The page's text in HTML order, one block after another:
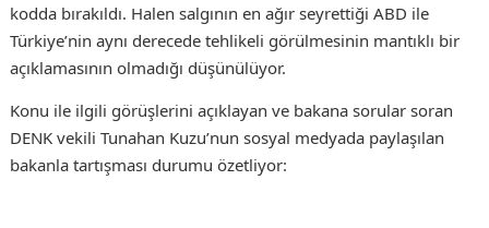
kodda bırakıldı. Halen salgının en ağır seyrettiği ABD ile
Türkiye’nin aynı derecede tehlikeli görülmesinin mantıklı bir
açıklamasının olmadığı düşünülüyor.
Konu ile ilgili görüşlerini açıklayan ve bakana sorular soran
DENK vekili Tunahan Kuzu’nun sosyal medyada paylaşılan
bakanla tartışması durumu özetliyor: